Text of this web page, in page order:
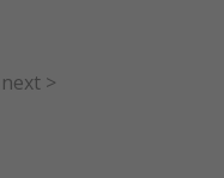
next >